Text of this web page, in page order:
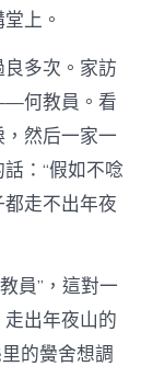
上。
多次。家訪
何教員。看
然后一家一
：“假如不唸
走不出年夜
員”，這對一
出年夜山的
的黌舍想調